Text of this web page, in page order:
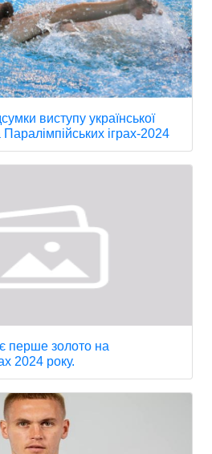
виступу української
іграх-2024
перше золото на
2024 року.